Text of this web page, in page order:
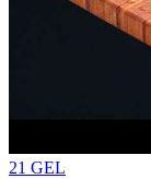
21 GEL